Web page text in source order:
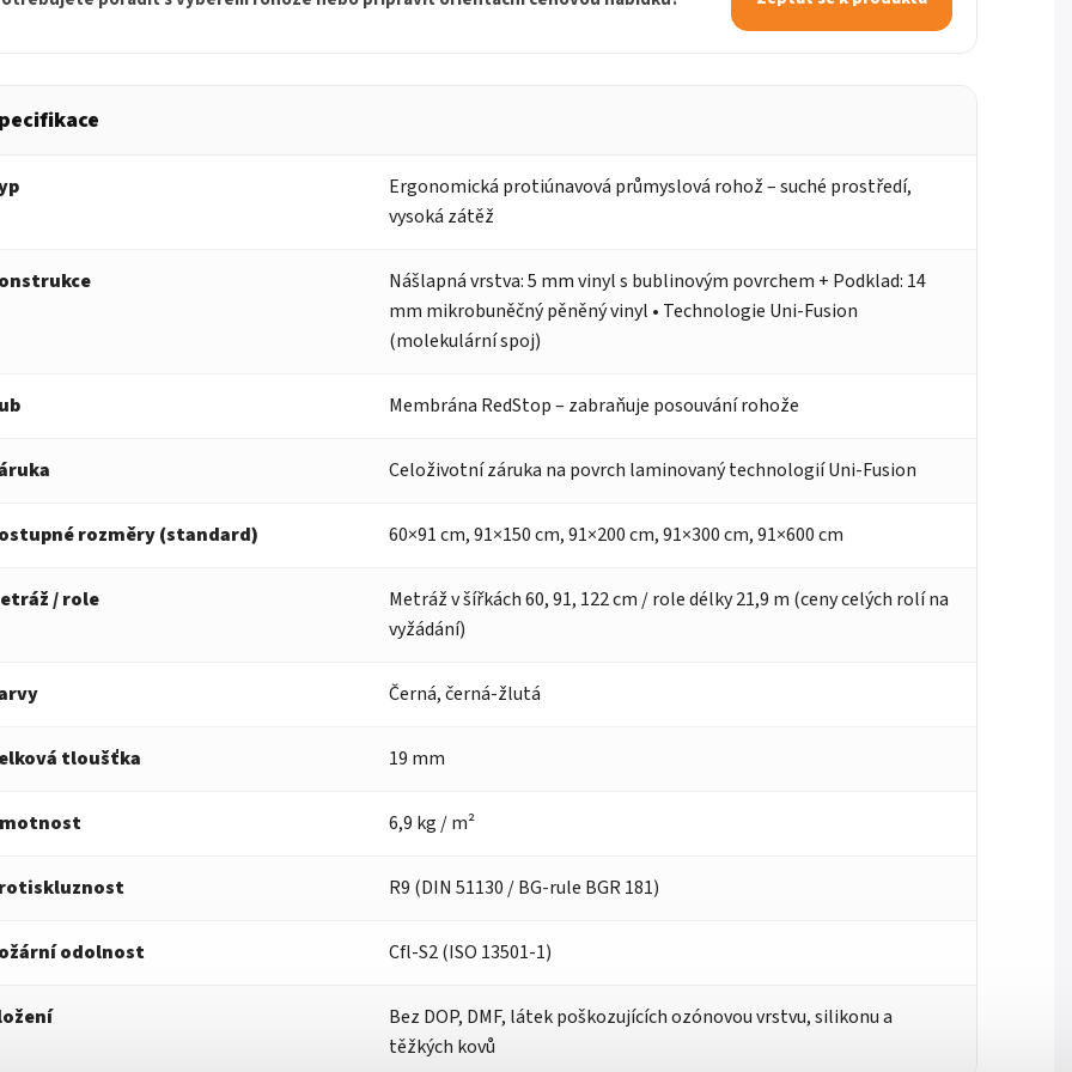
Ergonomická protiúnavová průmyslová rohož – suché prostředí,
vysoká zátěž
Nášlapná vrstva: 5 mm vinyl s bublinovým povrchem + Podklad: 14
mm mikrobuněčný pěněný vinyl • Technologie Uni-Fusion
(molekulární spoj)
Membrána RedStop – zabraňuje posouvání rohože
Celoživotní záruka na povrch laminovaný technologií Uni-Fusion
rozměry (standard) 60×91 cm, 91×150 cm, 91×200 cm, 91×300 cm, 91×600 cm
/ role
Metráž v šířkách 60, 91, 122 cm / role délky 21,9 m (ceny celých rolí na
vyžádání)
Černá, černá-žlutá
tloušťka 19 mm
6,9 kg / m²
R9 (DIN 51130 / BG-rule BGR 181)
odolnost Cfl-S2 (ISO 13501-1)
Bez DOP, DMF, látek poškozujících ozónovou vrstvu, silikonu a
těžkých kovů